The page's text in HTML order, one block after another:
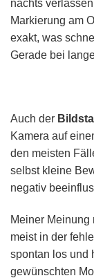
nachts
Markierung am
exakt, was
Gerade bei
Auch der
Kamera auf
den meisten
selbst kleine
negativ
Meiner
meist in der
spontan los und
gewünschten